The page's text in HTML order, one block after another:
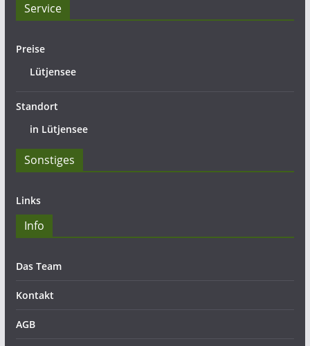
Service
Preise
Lütjensee
Standort
in Lütjensee
Sonstiges
Links
Info
Das Team
Kontakt
AGB